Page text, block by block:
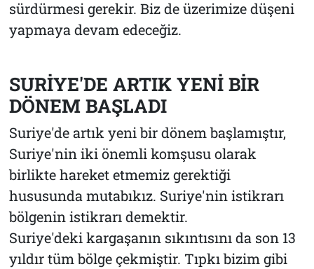
sürdürmesi gerekir. Biz de üzerimize düşeni
yapmaya devam edeceğiz.
SURİYE'DE ARTIK YENİ BİR
DÖNEM BAŞLADI
Suriye'de artık yeni bir dönem başlamıştır,
Suriye'nin iki önemli komşusu olarak
birlikte hareket etmemiz gerektiği
hususunda mutabıkız. Suriye'nin istikrarı
bölgenin istikrarı demektir.
Suriye'deki kargaşanın sıkıntısını da son 13
yıldır tüm bölge çekmiştir. Tıpkı bizim gibi